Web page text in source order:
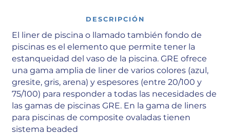
DESCRIPCIÓN
El liner de piscina o llamado también fondo de
piscinas es el elemento que permite tener la
estanqueidad del vaso de la piscina. GRE ofrece
una gama amplia de liner de varios colores (azul,
gresite, gris, arena) y espesores (entre 20/100 y
75/100) para responder a todas las necesidades de
las gamas de piscinas GRE. En la gama de liners
para piscinas de composite ovaladas tienen
sistema beaded